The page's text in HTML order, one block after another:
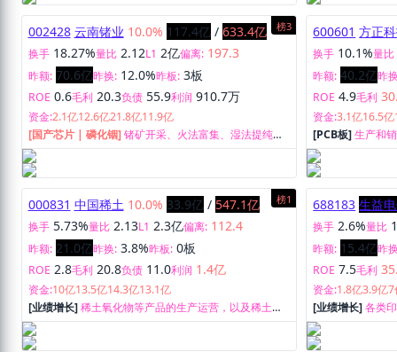
榜3
002428 云南锗业 10.0% 117.4亿 / 633.4亿
换手 18.27%量比 2.12L1 2亿偏离: 197.3
昨额: 70.6亿昨换: 12.0%昨板: 3板
ROE 0.6毛利 20.3负债 55.9利润 910.7万
资金:2.1亿12.6亿21.8亿11.9亿
[国产芯片 | 磷化铟]锗矿开采、火法富集、湿法提纯、
区熔精炼、精深加工及研究开发。
600601 方正
换手 10.1%量比
昨额: 40.2亿昨
ROE 4.9毛利
资金:3.1亿16.5亿
[PCB板]生产和
榜1
000831 中国稀土 10.0% 33.9亿 / 547.1亿
换手 5.73%量比 2.13L1 2.3亿偏离: 112.4
昨额: 21.0亿昨换: 3.8%昨板: 0板
ROE 2.8毛利 20.8负债 11.0利润 1.4亿
资金:10亿13.5亿14.3亿13.1亿
[业绩增长]稀土氧化物等产品的生产运营，以及稀土技
术研发、咨询服务。
688183 生益
换手 2.6%量比
昨额: 15.4亿昨
ROE 7.5毛利
资金:1.8亿3.9亿7
[业绩增长]各类